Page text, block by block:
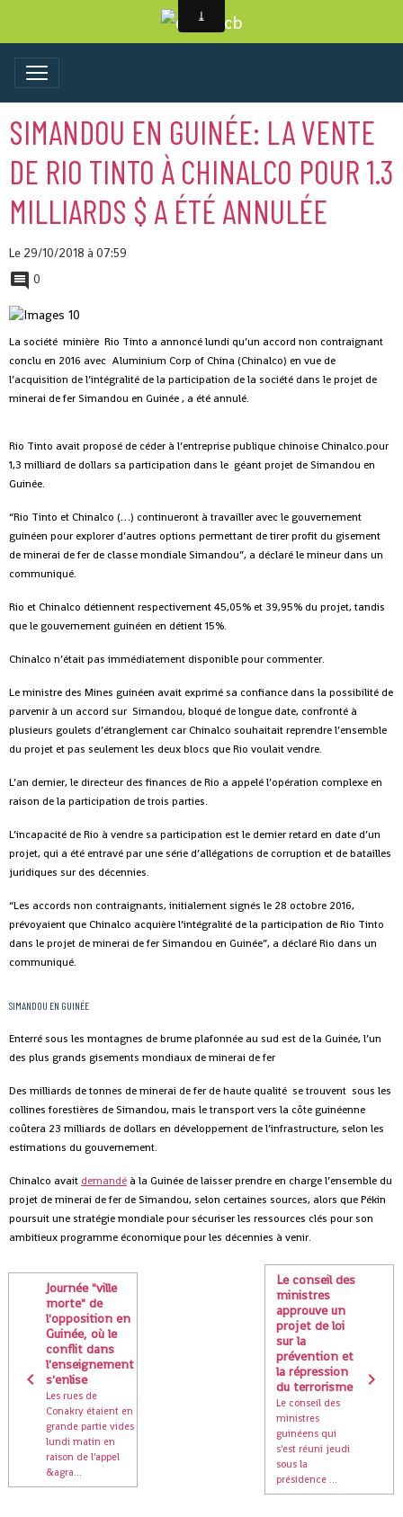
SIMANDOU EN GUINÉE: LA VENTE
DE RIO TINTO À CHINALCO POUR 1.3
MILLIARDS $ A ÉTÉ ANNULÉE
Le 29/10/2018 à 07:59
0
La société minière Rio Tinto a annoncé lundi qu’un accord non contraignant
conclu en 2016 avec Aluminium Corp of China (Chinalco) en vue de
l’acquisition de l’intégralité de la participation de la société dans le projet de
minerai de fer Simandou en Guinée , a été annulé.
Rio Tinto avait proposé de céder à l’entreprise publique chinoise Chinalco.pour
1,3 milliard de dollars sa participation dans le géant projet de Simandou en
Guinée.
“Rio Tinto et Chinalco (…) continueront à travailler avec le gouvernement
guinéen pour explorer d’autres options permettant de tirer profit du gisement
de minerai de fer de classe mondiale Simandou”, a déclaré le mineur dans un
communiqué.
Rio et Chinalco détiennent respectivement 45,05% et 39,95% du projet, tandis
que le gouvernement guinéen en détient 15%.
Chinalco n’était pas immédiatement disponible pour commenter.
Le ministre des Mines guinéen avait exprimé sa confiance dans la possibilité de
parvenir à un accord sur Simandou, bloqué de longue date, confronté à
plusieurs goulets d’étranglement car Chinalco souhaitait reprendre l’ensemble
du projet et pas seulement les deux blocs que Rio voulait vendre.
L’an dernier, le directeur des finances de Rio a appelé l’opération complexe en
raison de la participation de trois parties.
L’incapacité de Rio à vendre sa participation est le dernier retard en date d’un
projet, qui a été entravé par une série d’allégations de corruption et de batailles
juridiques sur des décennies.
“Les accords non contraignants, initialement signés le 28 octobre 2016,
prévoyaient que Chinalco acquière l’intégralité de la participation de Rio Tinto
dans le projet de minerai de fer Simandou en Guinée”, a déclaré Rio dans un
communiqué.
SIMANDOU EN GUINÉE
Enterré sous les montagnes de brume plafonnée au sud est de la Guinée, l’un
des plus grands gisements mondiaux de minerai de fer
Des milliards de tonnes de minerai de fer de haute qualité se trouvent sous les
collines forestières de Simandou, mais le transport vers la côte guinéenne
coûtera 23 milliards de dollars en développement de l’infrastructure, selon les
estimations du gouvernement.
Chinalco avait demandé à la Guinée de laisser prendre en charge l’ensemble du
projet de minerai de fer de Simandou, selon certaines sources, alors que Pékin
poursuit une stratégie mondiale pour sécuriser les ressources clés pour son
ambitieux programme économique pour les décennies à venir.
Journée "ville
morte" de
l'opposition en
Guinée, où le
conflit dans
l'enseignement
s'enlise
Les rues de
Conakry étaient en
grande partie vides
lundi matin en
raison de l'appel
&agra...
Le conseil des
ministres
approuve un
projet de loi
sur la
prévention et
la répression
du terrorisme
Le conseil des
ministres
guinéens qui
s'est réuni jeudi
sous la
présidence ...